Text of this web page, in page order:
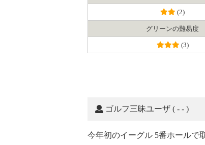
(2)
グリーンの難易度
(3)
ゴルフ三昧ユーザ ( - - )
今年初のイーグル 5番ホールで